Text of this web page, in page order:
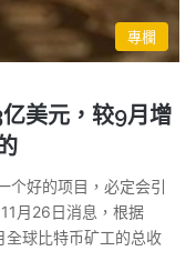
專欄
美元，较9月增
个好的项目，必定会引
月26日消息，根据
球比特币矿工的总收